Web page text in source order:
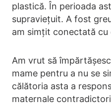
plastică. În perioada
supraviețuit. A fost
am simțit conectată cu
Am vrut să
mame pentru a nu se
călătoria asta a
maternale